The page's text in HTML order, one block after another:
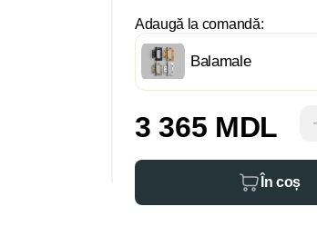
Adaugă la comandă:
Balamale
3 365 MDL
În coș